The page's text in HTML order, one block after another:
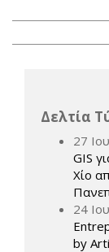
Δελτία
27
GIS
Χίο
24
by